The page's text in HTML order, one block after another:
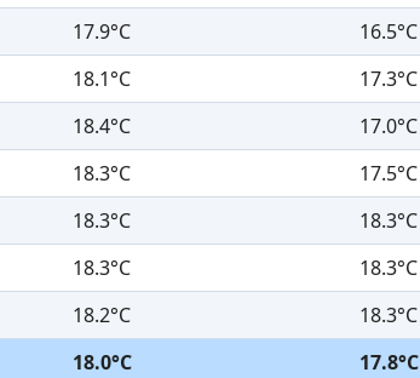
17.9°C
16.5°C
18.1°C
17.3°C
18.4°C
17.0°C
18.3°C
17.5°C
18.3°C
18.3°C
18.3°C
18.3°C
18.2°C
18.3°C
18.0°C 17.8°C